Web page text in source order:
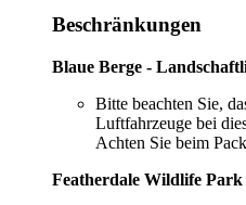
Beschränkungen
Blaue Berge -
Bitte beachten Sie,
Luftfahrzeuge bei
Achten Sie beim
Featherdale Wildlife Park